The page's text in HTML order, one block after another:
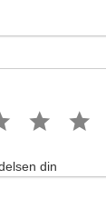
4 star 5 star
din